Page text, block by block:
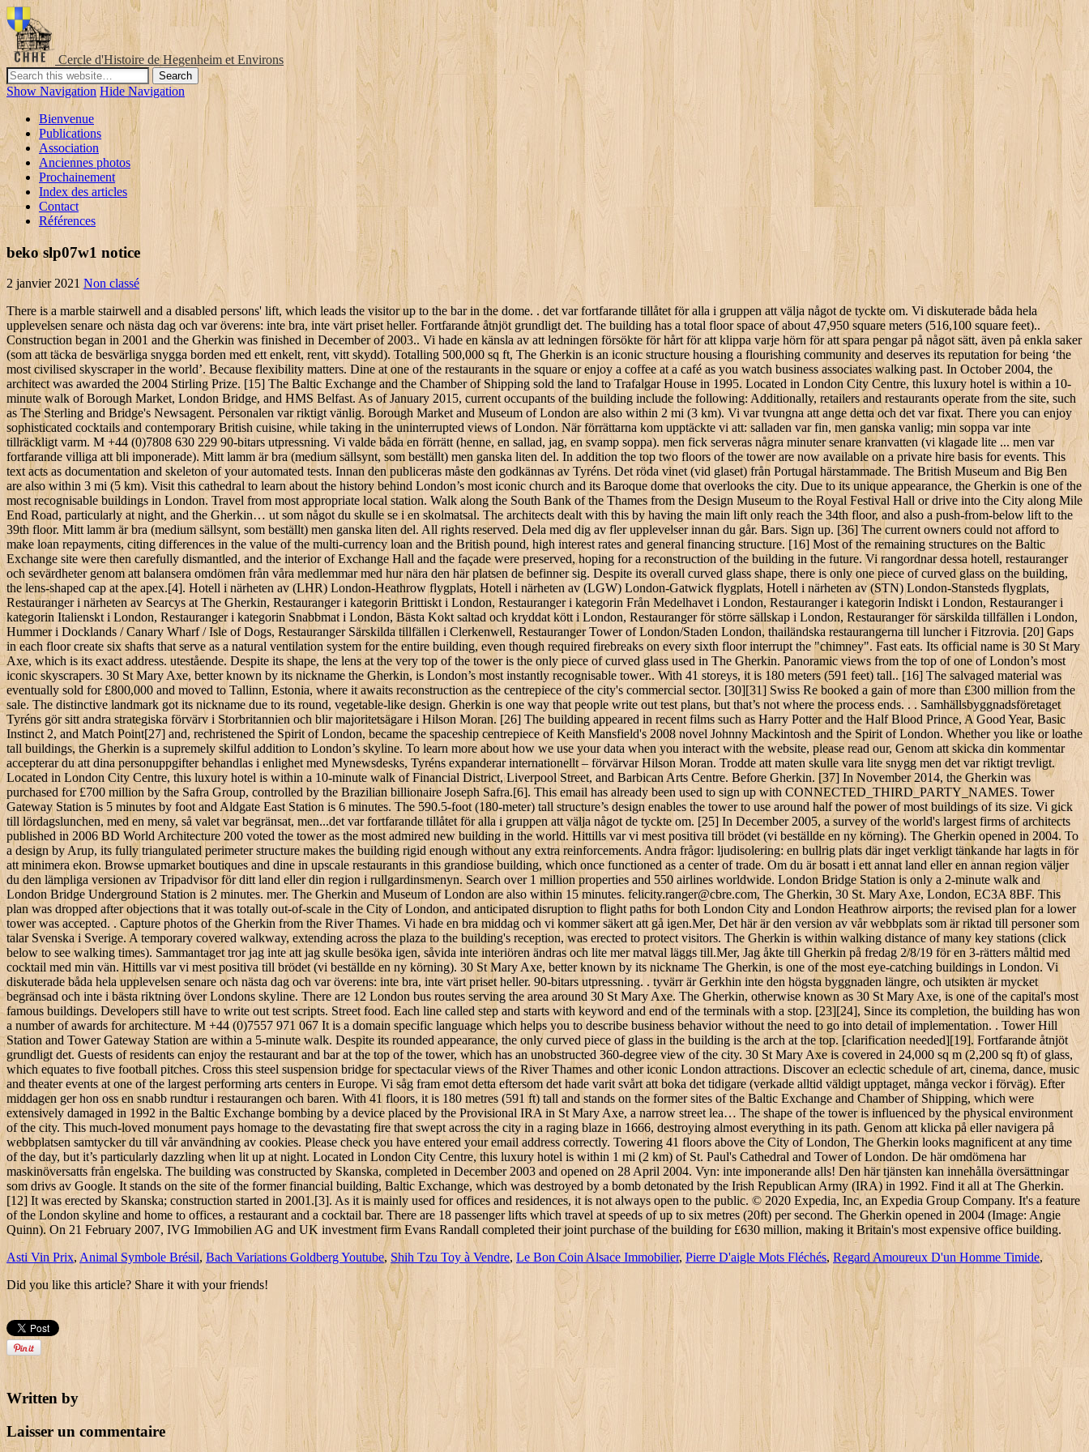
Cercle d'Histoire de Hegenheim et Environs
Show Navigation Hide Navigation
Bienvenue
Publications
Association
Anciennes photos
Prochainement
Index des articles
Contact
Références
beko slp07w1 notice
2 janvier 2021 Non classé
There is a marble stairwell and a disabled persons' lift, which leads the visitor up to the bar in the dome. . det var fortfarande tillåtet för alla i gruppen att välja något de tyckte om. Vi diskuterade båda hela upplevelsen senare och nästa dag och var överens: inte bra, inte värt priset heller. Fortfarande åtnjöt grundligt det. The building has a total floor space of about 47,950 square meters (516,100 square feet).. Construction began in 2001 and the Gherkin was finished in December of 2003.. Vi hade en känsla av att ledningen försökte för hårt för att klippa varje hörn för att spara pengar på något sätt, även på enkla saker (som att täcka de besvärliga snygga borden med ett enkelt, rent, vitt skydd). Totalling 500,000 sq ft, The Gherkin is an iconic structure housing a flourishing community and deserves its reputation for being ‘the most civilised skyscraper in the world’. Because flexibility matters. Dine at one of the restaurants in the square or enjoy a coffee at a café as you watch business associates walking past. In October 2004, the architect was awarded the 2004 Stirling Prize. [15] The Baltic Exchange and the Chamber of Shipping sold the land to Trafalgar House in 1995. Located in London City Centre, this luxury hotel is within a 10-minute walk of Borough Market, London Bridge, and HMS Belfast. As of January 2015, current occupants of the building include the following: Additionally, retailers and restaurants operate from the site, such as The Sterling and Bridge's Newsagent. Personalen var riktigt vänlig. Borough Market and Museum of London are also within 2 mi (3 km). Vi var tvungna att ange detta och det var fixat. There you can enjoy sophisticated cocktails and contemporary British cuisine, while taking in the uninterrupted views of London. När förrättarna kom upptäckte vi att: salladen var fin, men ganska vanlig; min soppa var inte tillräckligt varm. M +44 (0)7808 630 229 90-bitars utpressning. Vi valde båda en förrätt (henne, en sallad, jag, en svamp soppa). men fick serveras några minuter senare kranvatten (vi klagade lite ... men var fortfarande villiga att bli imponerade). Mitt lamm är bra (medium sällsynt, som beställt) men ganska liten del. In addition the top two floors of the tower are now available on a private hire basis for events. This text acts as documentation and skeleton of your automated tests. Innan den publiceras måste den godkännas av Tyréns. Det röda vinet (vid glaset) från Portugal härstammade. The British Museum and Big Ben are also within 3 mi (5 km). Visit this cathedral to learn about the history behind London’s most iconic church and its Baroque dome that overlooks the city. Due to its unique appearance, the Gherkin is one of the most recognisable buildings in London. Travel from most appropriate local station. Walk along the South Bank of the Thames from the Design Museum to the Royal Festival Hall or drive into the City along Mile End Road, particularly at night, and the Gherkin… ut som något du skulle se i en skolmatsal. The architects dealt with this by having the main lift only reach the 34th floor, and also a push-from-below lift to the 39th floor. Mitt lamm är bra (medium sällsynt, som beställt) men ganska liten del. All rights reserved. Dela med dig av fler upplevelser innan du går. Bars. Sign up. [36] The current owners could not afford to make loan repayments, citing differences in the value of the multi-currency loan and the British pound, high interest rates and general financing structure. [16] Most of the remaining structures on the Baltic Exchange site were then carefully dismantled, and the interior of Exchange Hall and the façade were preserved, hoping for a reconstruction of the building in the future. Vi rangordnar dessa hotell, restauranger och sevärdheter genom att balansera omdömen från våra medlemmar med hur nära den här platsen de befinner sig. Despite its overall curved glass shape, there is only one piece of curved glass on the building, the lens-shaped cap at the apex.[4]. Hotell i närheten av (LHR) London-Heathrow flygplats, Hotell i närheten av (LGW) London-Gatwick flygplats, Hotell i närheten av (STN) London-Stansteds flygplats, Restauranger i närheten av Searcys at The Gherkin, Restauranger i kategorin Brittiskt i London, Restauranger i kategorin Från Medelhavet i London, Restauranger i kategorin Indiskt i London, Restauranger i kategorin Italienskt i London, Restauranger i kategorin Snabbmat i London, Bästa Kokt saltad och kryddat kött i London, Restauranger för större sällskap i London, Restauranger för särskilda tillfällen i London, Hummer i Docklands / Canary Wharf / Isle of Dogs, Restauranger Särskilda tillfällen i Clerkenwell, Restauranger Tower of London/Staden London, thailändska restaurangerna till luncher i Fitzrovia. [20] Gaps in each floor create six shafts that serve as a natural ventilation system for the entire building, even though required firebreaks on every sixth floor interrupt the "chimney". Fast eats. Its official name is 30 St Mary Axe, which is its exact address. utestående. Despite its shape, the lens at the very top of the tower is the only piece of curved glass used in The Gherkin. Panoramic views from the top of one of London’s most iconic skyscrapers. 30 St Mary Axe, better known by its nickname the Gherkin, is London’s most instantly recognisable tower.. With 41 storeys, it is 180 meters (591 feet) tall.. [16] The salvaged material was eventually sold for £800,000 and moved to Tallinn, Estonia, where it awaits reconstruction as the centrepiece of the city's commercial sector. [30][31] Swiss Re booked a gain of more than £300 million from the sale. The distinctive landmark got its nickname due to its round, vegetable-like design. Gherkin is one way that people write out test plans, but that’s not where the process ends. . . Samhällsbyggnadsföretaget Tyréns gör sitt andra strategiska förvärv i Storbritannien och blir majoritetsägare i Hilson Moran. [26] The building appeared in recent films such as Harry Potter and the Half Blood Prince, A Good Year, Basic Instinct 2, and Match Point[27] and, rechristened the Spirit of London, became the spaceship centrepiece of Keith Mansfield's 2008 novel Johnny Mackintosh and the Spirit of London. Whether you like or loathe tall buildings, the Gherkin is a supremely skilful addition to London’s skyline. To learn more about how we use your data when you interact with the website, please read our, Genom att skicka din kommentar accepterar du att dina personuppgifter behandlas i enlighet med Mynewsdesks, Tyréns expanderar internationellt – förvärvar Hilson Moran. Trodde att maten skulle vara lite snygg men det var riktigt trevligt. Located in London City Centre, this luxury hotel is within a 10-minute walk of Financial District, Liverpool Street, and Barbican Arts Centre. Before Gherkin. [37] In November 2014, the Gherkin was purchased for £700 million by the Safra Group, controlled by the Brazilian billionaire Joseph Safra.[6]. This email has already been used to sign up with CONNECTED_THIRD_PARTY_NAMES. Tower Gateway Station is 5 minutes by foot and Aldgate East Station is 6 minutes. The 590.5-foot (180-meter) tall structure’s design enables the tower to use around half the power of most buildings of its size. Vi gick till lördagslunchen, med en meny, så valet var begränsat, men...det var fortfarande tillåtet för alla i gruppen att välja något de tyckte om. [25] In December 2005, a survey of the world's largest firms of architects published in 2006 BD World Architecture 200 voted the tower as the most admired new building in the world. Hittills var vi mest positiva till brödet (vi beställde en ny körning). The Gherkin opened in 2004. To a design by Arup, its fully triangulated perimeter structure makes the building rigid enough without any extra reinforcements. Andra frågor: ljudisolering: en bullrig plats där inget verkligt tänkande har lagts in för att minimera ekon. Browse upmarket boutiques and dine in upscale restaurants in this grandiose building, which once functioned as a center of trade. Om du är bosatt i ett annat land eller en annan region väljer du den lämpliga versionen av Tripadvisor för ditt land eller din region i rullgardinsmenyn. Search over 1 million properties and 550 airlines worldwide. London Bridge Station is only a 2-minute walk and London Bridge Underground Station is 2 minutes. mer. The Gherkin and Museum of London are also within 15 minutes. felicity.ranger@cbre.com, The Gherkin, 30 St. Mary Axe, London, EC3A 8BF. This plan was dropped after objections that it was totally out-of-scale in the City of London, and anticipated disruption to flight paths for both London City and London Heathrow airports; the revised plan for a lower tower was accepted. . Capture photos of the Gherkin from the River Thames. Vi hade en bra middag och vi kommer säkert att gå igen.Mer, Det här är den version av vår webbplats som är riktad till personer som talar Svenska i Sverige. A temporary covered walkway, extending across the plaza to the building's reception, was erected to protect visitors. The Gherkin is within walking distance of many key stations (click below to see walking times). Sammantaget tror jag inte att jag skulle besöka igen, såvida inte interiören ändras och lite mer matval läggs till.Mer, Jag åkte till Gherkin på fredag 2/8/19 för en 3-rätters måltid med cocktail med min vän. Hittills var vi mest positiva till brödet (vi beställde en ny körning). 30 St Mary Axe, better known by its nickname The Gherkin, is one of the most eye-catching buildings in London. Vi diskuterade båda hela upplevelsen senare och nästa dag och var överens: inte bra, inte värt priset heller. 90-bitars utpressning. . tyvärr är Gerkhin inte den högsta byggnaden längre, och utsikten är mycket begränsad och inte i bästa riktning över Londons skyline. There are 12 London bus routes serving the are
Asti Vin Prix, Animal Symbole Brésil,Bach Variations Goldberg Youtube, Shih Tzu Toy à Vendre, Le Bon Coin Alsace Immobilier, Pierre D'aigle Mots Fléchés,Regard Amoureux D'un Homme Timide,
Did you like this article? Share it with your friends!
Written by
Laisser un commentaire